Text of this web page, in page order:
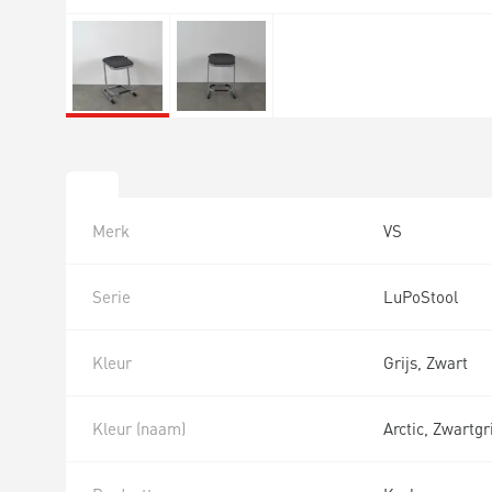
Merk VS
Serie LuPoStool
Kleur Grijs, Zwart
Kleur (naam) Arctic,